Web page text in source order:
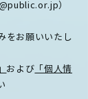
）
をお願いいたし
および 「個人情